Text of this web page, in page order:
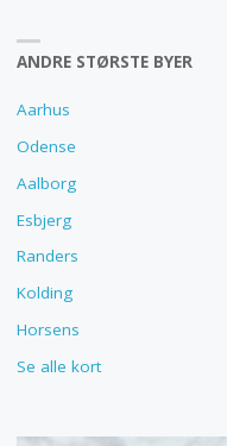
ANDRE STØRSTE BYER
Aarhus
Odense
Aalborg
Esbjerg
Randers
Kolding
Horsens
Se alle kort